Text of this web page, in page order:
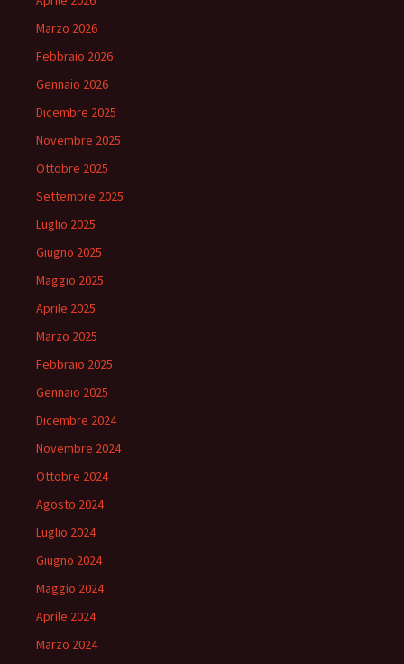
Marzo 2026
Febbraio 2026
Gennaio 2026
Dicembre 2025
Novembre 2025
Ottobre 2025
Settembre 2025
Luglio 2025
Giugno 2025
Maggio 2025
Aprile 2025
Marzo 2025
Febbraio 2025
Gennaio 2025
Dicembre 2024
Novembre 2024
Ottobre 2024
Agosto 2024
Luglio 2024
Giugno 2024
Maggio 2024
Aprile 2024
Marzo 2024